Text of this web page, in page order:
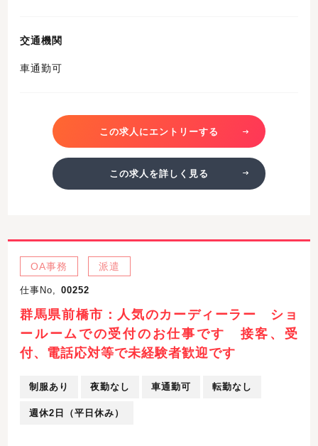
交通機関
車通勤可
この求人にエントリーする
この求人を詳しく見る
OA事務 派遣
仕事No, 00252
群馬県前橋市：人気のカーディーラー ショ
ールームでの受付のお仕事です 接客、受
付、電話応対等で未経験者歓迎です
制服あり 夜勤なし 車通勤可 転勤なし
週休2日（平日休み）